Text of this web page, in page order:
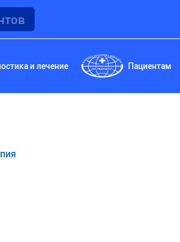
и лечение Пациентам